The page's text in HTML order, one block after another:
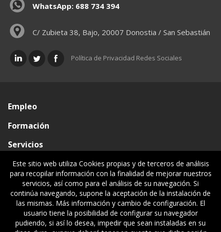
WhatsApp: 688 734 394
C/ Zubieta 38, Bajo, 20007 Donostia / San Sebastián
Política de Privacidad Redes Sociales
Empleo
Formación
Servicios
Conócenos
Visado de documentos
Ventanilla única
Políticas legales
Este sitio web utiliza Cookies propias y de terceros de análisis
para recopilar información con la finalidad de mejorar nuestros
servicios, así como para el análisis de su navegación. Si
continúa navegando, supone la aceptación de la instalación de
las mismas. Más información y cambio de configuración. El
usuario tiene la posibilidad de configurar su navegador
pudiendo, si así lo desea, impedir que sean instaladas en su